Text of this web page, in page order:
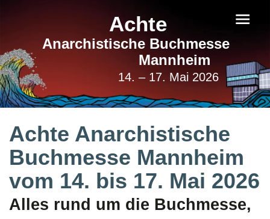
Achte
Anarchistische Buchmesse
Mannheim
14. – 17. Mai 2026
Achte Anarchistische
Buchmesse Mannheim
vom 14. bis 17. Mai 2026
Alles rund um die Buchmesse,